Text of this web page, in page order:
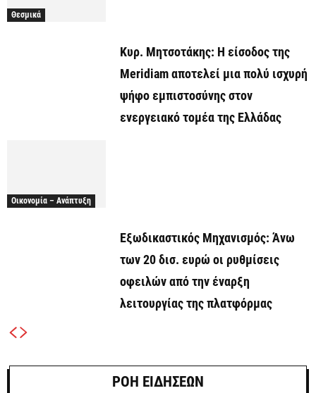
Θεσμικά
Κυρ. Μητσοτάκης: Η είσοδος της
Meridiam αποτελεί μια πολύ ισχυρή
ψήφο εμπιστοσύνης στον
ενεργειακό τομέα της Ελλάδας
Οικονομία – Ανάπτυξη
Εξωδικαστικός Μηχανισμός: Άνω
των 20 δισ. ευρώ οι ρυθμίσεις
οφειλών από την έναρξη
λειτουργίας της πλατφόρμας
ΡΟΗ ΕΙΔΗΣΕΩΝ